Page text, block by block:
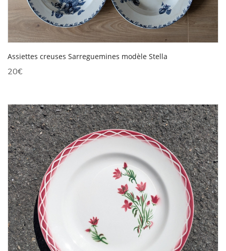
Assiettes creuses Sarreguemines modèle Stella
20€